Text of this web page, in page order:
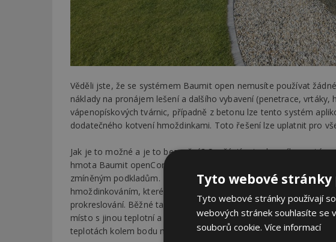
Věděli jste, že se systémem Baumit open nemusíte používat
náklady na pronájem lešení a dalšího vybavení (penetrace, vrtáky,
vápenopískových tvárnic, případně z betonu lze tento systém
dodatečného kotvení hmoždinkami. Toto řešení lze uplatnit pro
Jak je to možné a je to bezpečné? Součástí zateplovacího
hmota Baumit openContact, která až sedminásobně překračuje
zmíněným podkladům. Dochází tak k odstranění bodových
hmoždinkováním, které se mohou ve vlhkých jarních a
prokreslování. Běžné talířové hmoždinky totiž ve vnějších
místo s jinou teplotní a vlhkostní setrvačností než má jejich okolí,
teplotách kolem bodu mrazu anebo v obdobích s relativní vlhkostí
Tyto webové
Tyto webové stránky používají
webových stránek souhlasíte se
souborů cookie. Více informací